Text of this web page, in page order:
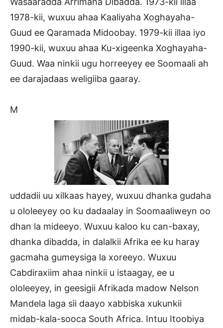
1978-kii, wuxuu ahaa Kaaliyaha Xoghayaha-
Guud ee Qaramada Midoobay. 1979-kii illaa iyo
1990-kii, wuxuu ahaa Ku-xigeenka Xoghayaha-
Guud. Waa ninkii ugu horreeyey ee Soomaali ah
ee darajadaas weligiiba gaaray.
M
uddadii uu xilkaas hayey, wuxuu dhanka gudaha
u ololeeyey oo ku dadaalay in Soomaaliweyn oo
dhan la mideeyo. Wuxuu kaloo ku can-baxay,
dhanka dibadda, in dalalkii Afrika ee ku haray
gacmaha gumeysiga la xoreeyo. Wuxuu
Cabdiraxiim ahaa ninkii u istaagay, ee u
ololeeyey, in geesigii Afrikada madow Nelson
Mandela laga sii daayo xabbiska xukunkii
midab-kala-sooca South Africa. Intuu Itoobiya